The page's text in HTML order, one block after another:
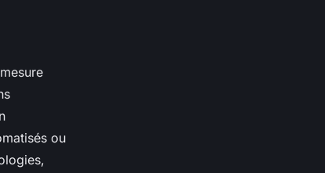
ou